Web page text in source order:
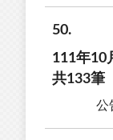
50
111年10
共133筆
公